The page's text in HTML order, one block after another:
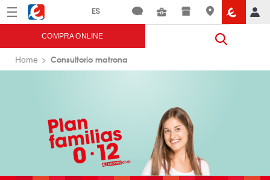
Menú Eroski
COMPRA ONLINE
Home Consultorio matrona